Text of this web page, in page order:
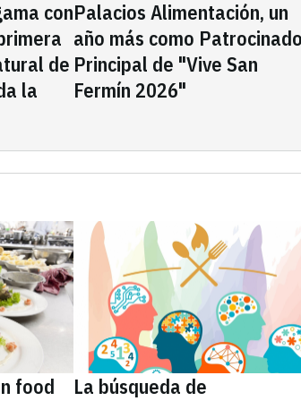
con
de
la
Palacios Alimentación, un
año más como
Principal de "Vive San
Fermín 2026"
food
La búsqueda de